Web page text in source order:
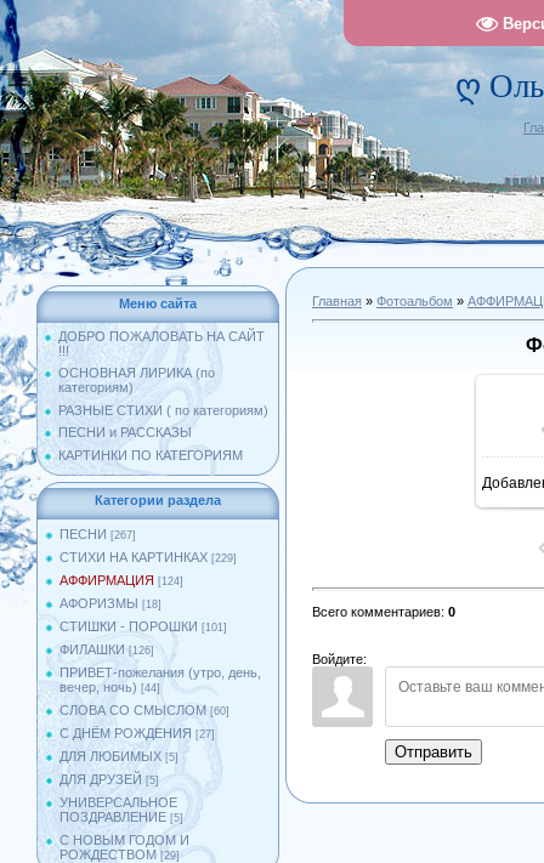
ღ
Меню сайта
ДОБРО ПОЖАЛОВАТЬ НА САЙТ
!!!
ОСНОВНАЯ ЛИРИКА (по
категориям)
РАЗНЫЕ СТИХИ ( по категориям)
ПЕСНИ и РАССКАЗЫ
КАРТИНКИ ПО КАТЕГОРИЯМ
Категории раздела
ПЕСНИ [267]
СТИХИ НА КАРТИНКАХ [229]
АФФИРМАЦИЯ [124]
АФОРИЗМЫ [18]
СТИШКИ - ПОРОШКИ [101]
ФИЛАШКИ [126]
ПРИВЕТ-пожелания (утро, день,
вечер, ночь) [44]
СЛОВА СО СМЫСЛОМ [60]
С ДНЁМ РОЖДЕНИЯ [27]
ДЛЯ ЛЮБИМЫХ [5]
ДЛЯ ДРУЗЕЙ [5]
УНИВЕРСАЛЬНОЕ
ПОЗДРАВЛЕНИЕ [5]
С НОВЫМ ГОДОМ И
РОЖДЕСТВОМ [29]
Главная » Фотоальбом »
Всего комментариев: 0
Войдите:
Отправить